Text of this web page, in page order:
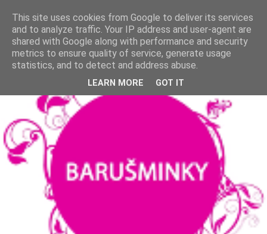
This site uses cookies from Google to deliver its services
and to analyze traffic. Your IP address and user-agent are
shared with Google along with performance and security
metrics to ensure quality of service, generate usage
statistics, and to detect and address abuse.
LEARN MORE GOT IT